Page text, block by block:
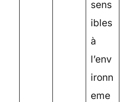
sens
ibles
à
l’env
ironn
eme